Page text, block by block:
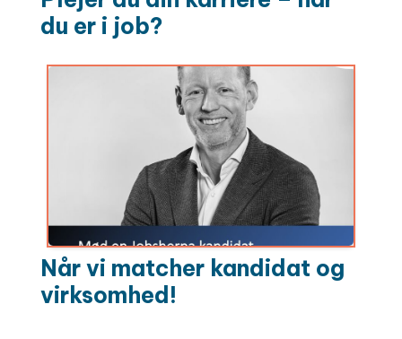
du er i job?
Når vi matcher kandidat og
virksomhed!